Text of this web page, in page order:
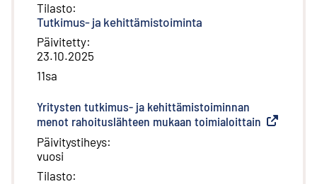
Tilasto:
Tutkimus- ja kehittämistoiminta
Päivitetty:
23.10.2025
11sa
Yritysten tutkimus- ja kehittämistoiminnan
menot rahoituslähteen mukaan toimialoittain Ulkoinen
Päivitystiheys:
vuosi
Tilasto: